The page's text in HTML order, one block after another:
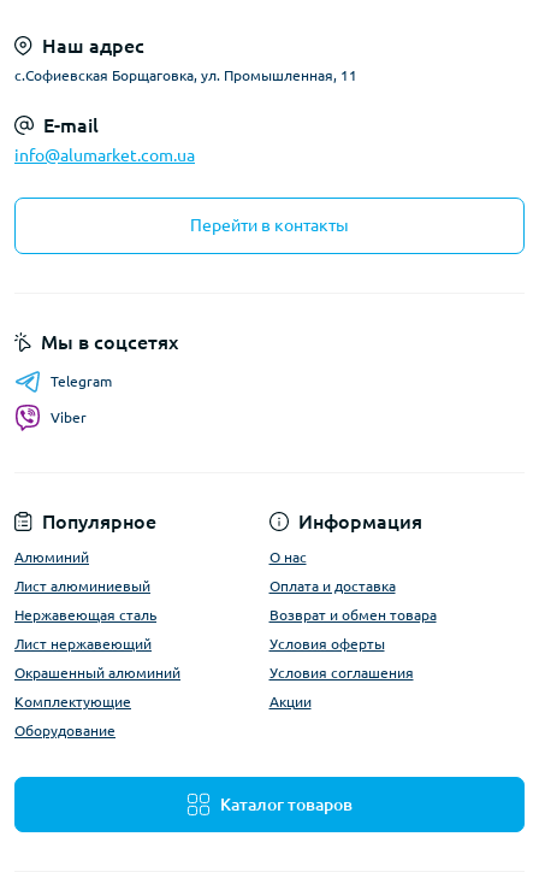
Наш адрес
с.Софиевская Борщаговка, ул. Промышленная, 11
E-mail
info@alumarket.com.ua
Перейти в контакты
Популярное
Алюминий
Лист алюминиевый
Нержавеющая сталь
Лист нержавеющий
Окрашенный алюминий
Комплектующие
Оборудование
Информация
О нас
Оплата и доставка
Возврат и обмен товара
Условия оферты
Условия соглашения
Акции
Каталог товаров
Мы в соцсетях
Telegram
Viber